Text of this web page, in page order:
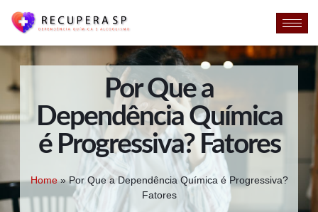
Por Que a
Dependência Química
é Progressiva? Fatores
Home»Por Que a Dependência Química é Progressiva?
Fatores